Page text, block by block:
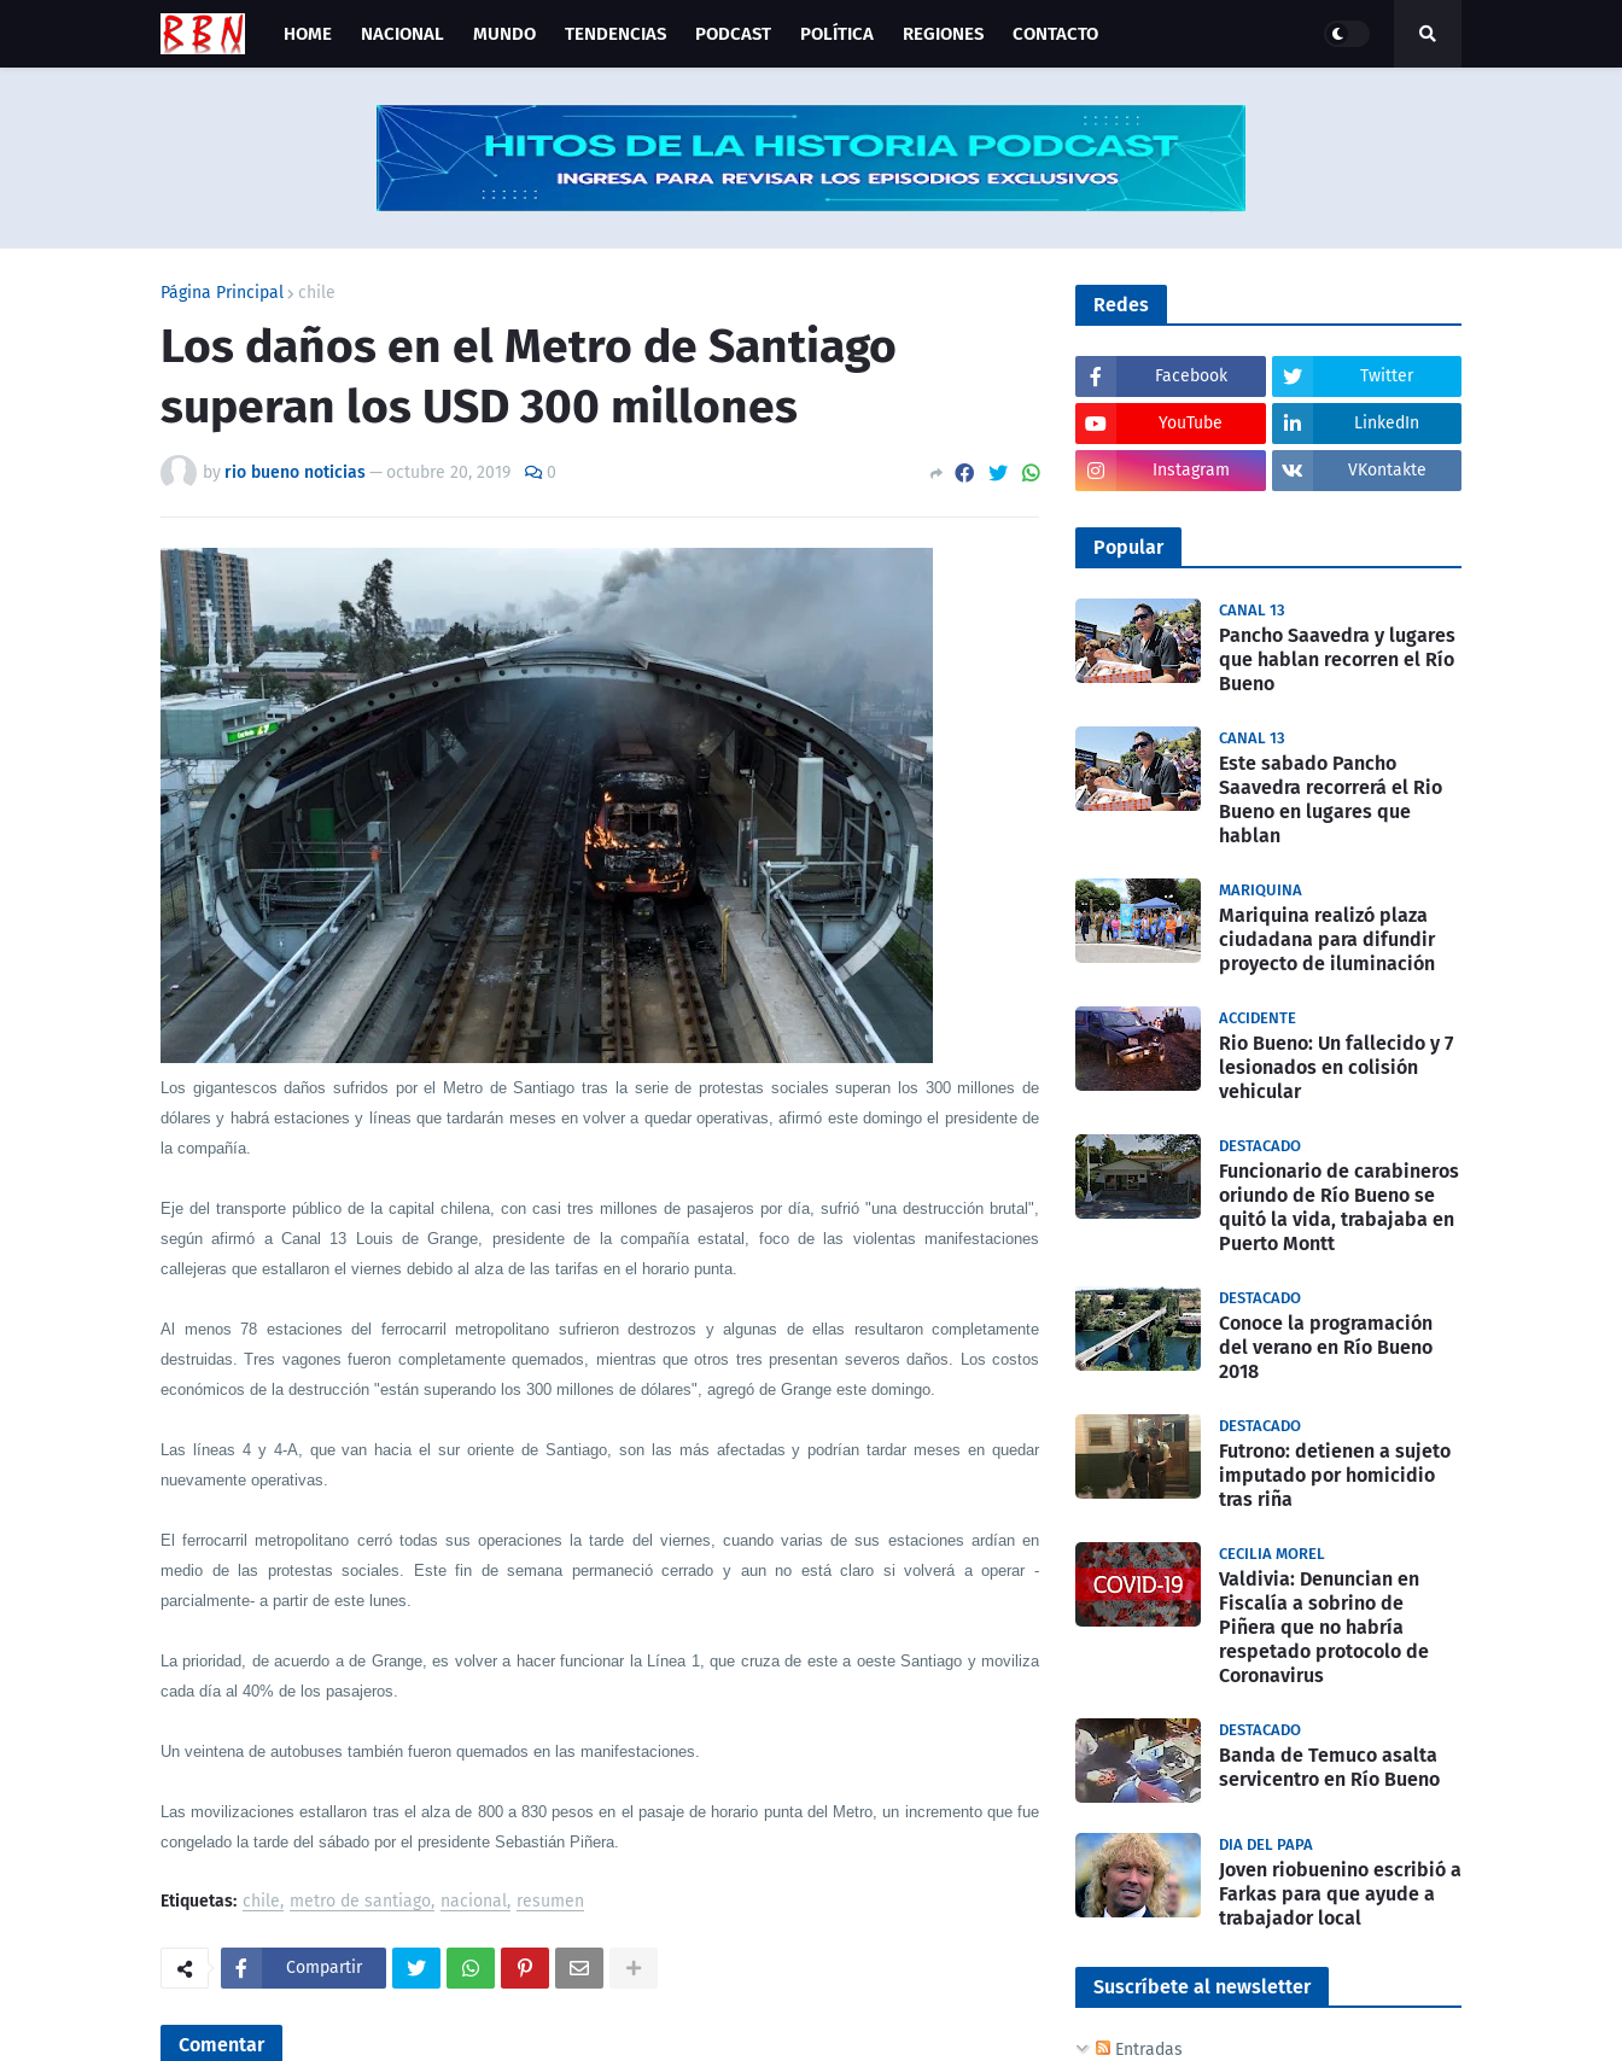
HOME NACIONAL MUNDO TENDENCIAS PODCAST POLÍTICA REGIONES CONTACTO
Página Principal chile
Los daños en el Metro de Santiago
superan los USD 300 millones
by rio bueno noticias— octubre 20, 2019 0
Los gigantescos daños sufridos por el Metro de Santiago tras la serie de protestas sociales superan los 300 millones de
dólares y habrá estaciones y líneas que tardarán meses en volver a quedar operativas, afirmó este domingo el presidente de
la compañía.
Eje del transporte público de la capital chilena, con casi tres millones de pasajeros por día, sufrió "una destrucción brutal",
según afirmó a Canal 13 Louis de Grange, presidente de la compañía estatal, foco de las violentas manifestaciones
callejeras que estallaron el viernes debido al alza de las tarifas en el horario punta.
Al menos 78 estaciones del ferrocarril metropolitano sufrieron destrozos y algunas de ellas resultaron completamente
destruidas. Tres vagones fueron completamente quemados, mientras que otros tres presentan severos daños. Los costos
económicos de la destrucción "están superando los 300 millones de dólares", agregó de Grange este domingo.
Las líneas 4 y 4-A, que van hacia el sur oriente de Santiago, son las más afectadas y podrían tardar meses en quedar
nuevamente operativas.
El ferrocarril metropolitano cerró todas sus operaciones la tarde del viernes, cuando varias de sus estaciones ardían en
medio de las protestas sociales. Este fin de semana permaneció cerrado y aun no está claro si volverá a operar -
parcialmente- a partir de este lunes.
La prioridad, de acuerdo a de Grange, es volver a hacer funcionar la Línea 1, que cruza de este a oeste Santiago y moviliza
cada día al 40% de los pasajeros.
Un veintena de autobuses también fueron quemados en las manifestaciones.
Las movilizaciones estallaron tras el alza de 800 a 830 pesos en el pasaje de horario punta del Metro, un incremento que fue
congelado la tarde del sábado por el presidente Sebastián Piñera.
Etiquetas: chile metro de santiago nacional resumen
Compartir
Comentar
Redes
Facebook Twitter
YouTube LinkedIn
Instagram VKontakte
Popular
CANAL 13
Pancho Saavedra y lugares
que hablan recorren el Río
Bueno
CANAL 13
Este sabado Pancho
Saavedra recorrerá el Rio
Bueno en lugares que
hablan
MARIQUINA
Mariquina realizó plaza
ciudadana para difundir
proyecto de iluminación
ACCIDENTE
Rio Bueno: Un fallecido y 7
lesionados en colisión
vehicular
DESTACADO
Funcionario de carabineros
oriundo de Río Bueno se
quitó la vida, trabajaba en
Puerto Montt
DESTACADO
Conoce la programación
del verano en Río Bueno
2018
DESTACADO
Futrono: detienen a sujeto
imputado por homicidio
tras riña
CECILIA MOREL
Valdivia: Denuncian en
Fiscalía a sobrino de
Piñera que no habría
respetado protocolo de
Coronavirus
DESTACADO
Banda de Temuco asalta
servicentro en Río Bueno
DIA DEL PAPA
Joven riobuenino escribió a
Farkas para que ayude a
trabajador local
Suscríbete al newsletter
Entradas